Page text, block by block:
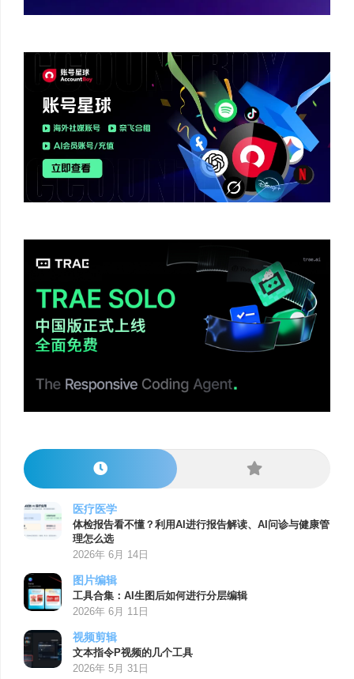
医疗医学
体检报告看不懂？利用AI进行报告解读、AI问诊与健康管
理怎么选
2026年 6月 14日
图片编辑
工具合集：AI生图后如何进行分层编辑
2026年 6月 11日
视频剪辑
文本指令P视频的几个工具
2026年 5月 31日